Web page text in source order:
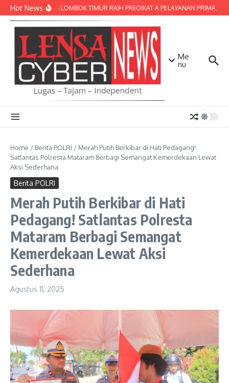
Lewati ke konten
Hot NewsPOLRES LOMBOK TIMUR RAIH PREDIKAT A PELAYANAN PRIMA,
Me
nu
Home / Berita POLRI / Merah Putih Berkibar di Hati Pedagang!
Satlantas Polresta Mataram Berbagi Semangat Kemerdekaan Lewat
Aksi Sederhana
Berita POLRI
Merah Putih Berkibar di Hati
Pedagang! Satlantas Polresta
Mataram Berbagi Semangat
Kemerdekaan Lewat Aksi
Sederhana
Agustus 11, 2025